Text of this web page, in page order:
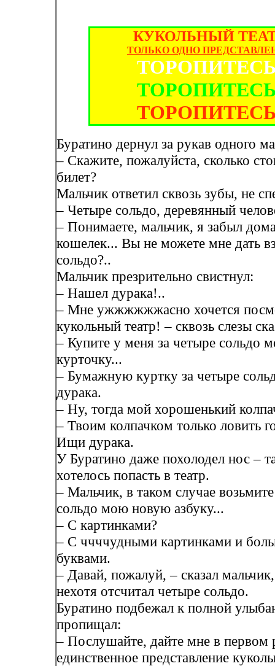
КУКОЛЬНЫЙ
ТОЛЬКО ОДНО
Буратино дернул за рукав одного
– Скажите, пожалуйста, сколько
билет?
Мальчик ответил сквозь зубы, не
– Четыре сольдо, деревянный
– Понимаете, мальчик, я забыл
кошелек... Вы не можете мне дать
сольдо?..
Мальчик презрительно свистнул:
– Нашел дурака!..
– Мне ужжжжжжасно хочется
кукольный театр! – сквозь слезы
– Купите у меня за четыре сольдо
курточку...
– Бумажную куртку за четыре
дурака.
– Ну, тогда мой хорошенький
– Твоим колпачком только ловить
Ищи дурака.
У Буратино даже похолодел нос –
хотелось попасть в театр.
– Мальчик, в таком случае
сольдо мою новую азбуку...
– С картинками?
– С ччччудными картинками и
буквами.
– Давай, пожалуй, – сказал
нехотя отсчитал четыре сольдо.
Буратино подбежал к полной
пропищал:
– Послушайте, дайте мне в первом
единственное представление